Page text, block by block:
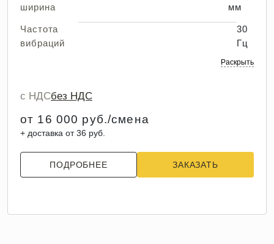
ширина
мм
Частота
вибраций
30
Гц
Раскрыть
с НДСбез НДС
от 16 000 руб./смена
+ доставка от 36 руб.
ПОДРОБНЕЕ ЗАКАЗАТЬ